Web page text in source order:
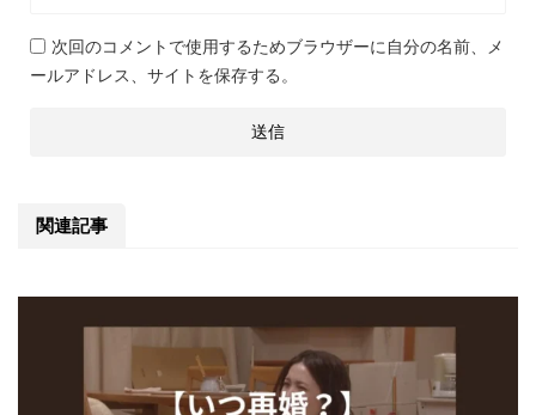
次回のコメントで使用するためブラウザーに自分の名前、メ
ールアドレス、サイトを保存する。
関連記事